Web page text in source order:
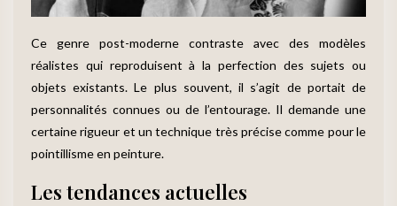
Ce genre post-moderne contraste avec des modèles
réalistes qui reproduisent à la perfection des sujets ou
objets existants. Le plus souvent, il s’agit de portait de
personnalités connues ou de l’entourage. Il demande une
certaine rigueur et un technique très précise comme pour le
pointillisme en peinture.
Les tendances actuelles